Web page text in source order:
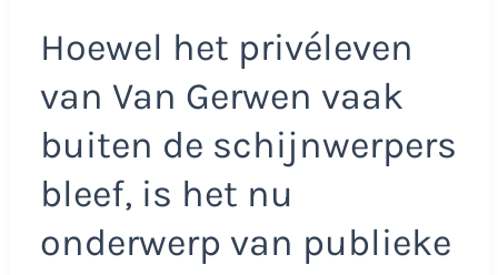
Hoewel het privéleven
van Van Gerwen vaak
buiten de schijnwerpers
bleef, is het nu
onderwerp van publieke